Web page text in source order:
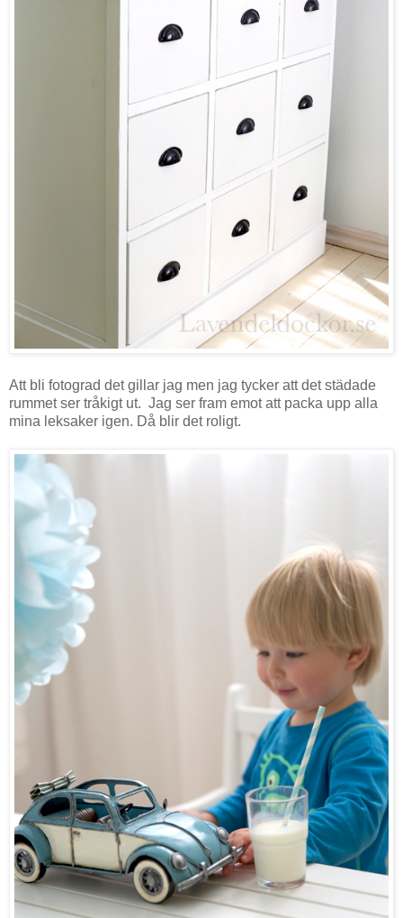
Att bli fotograd det gillar jag men jag tycker att det städade
rummet ser tråkigt ut. Jag ser fram emot att packa upp alla
mina leksaker igen. Då blir det roligt.